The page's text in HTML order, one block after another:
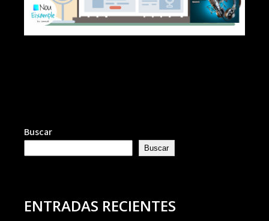
Buscar
Buscar
ENTRADAS RECIENTES